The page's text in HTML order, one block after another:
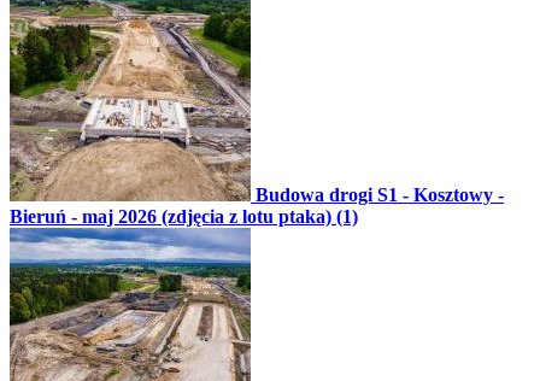
Budowa drogi S1 - Kosztowy -
Bieruń - maj 2026 (zdjęcia z lotu ptaka) (1)